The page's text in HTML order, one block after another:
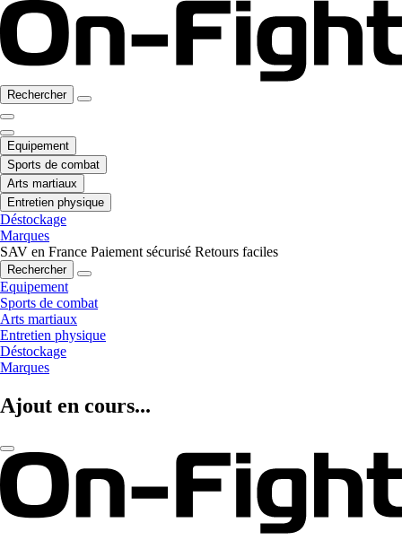
Rechercher
Equipement
Sports de combat
Arts martiaux
Entretien physique
Déstockage
Marques
SAV en France Paiement sécurisé Retours faciles
Rechercher
Equipement
Sports de combat
Arts martiaux
Entretien physique
Déstockage
Marques
Ajout en cours...